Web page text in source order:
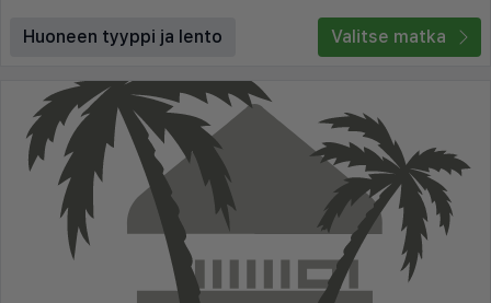
Huoneen tyyppi ja lento Valitse matka